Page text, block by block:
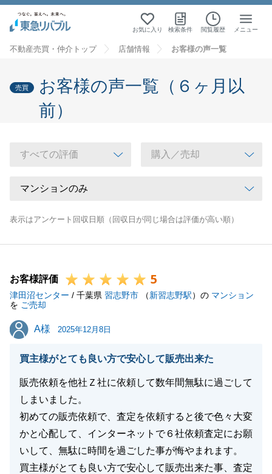
お気に入り 検索条件 閲覧履歴 メニュー
不動産売買・仲介トップ 店舗情報 お客様の声一覧
売買
お客様の声一覧（６ヶ月以
前）
表示はアンケート回収日順（回収日が同じ場合は評価が高い順）
お客様評価 5
津田沼センター / 千葉県 習志野市 （新習志野駅）の マンション
を ご売却
A様
A様 2025年12月8日
買主様がとても良い方で安心して販売出来た
販売依頼を他社Ｚ社に依頼して数年間無駄に過ごして
しまいました。
初めての販売依頼で、査定を依頼すると後で色々大変
かと心配して、インターネットで６社依頼査定にお願
いして、無駄に時間を過ごした事が悔やまれます。
買主様がとても良い方で安心して販売出来た事、査定